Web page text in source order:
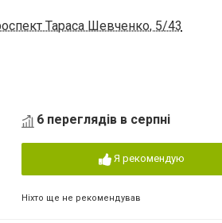
Тараса Шевченко, 5/43
6 переглядів в серпні
Я рекомендую
Ніхто ще не рекомендував